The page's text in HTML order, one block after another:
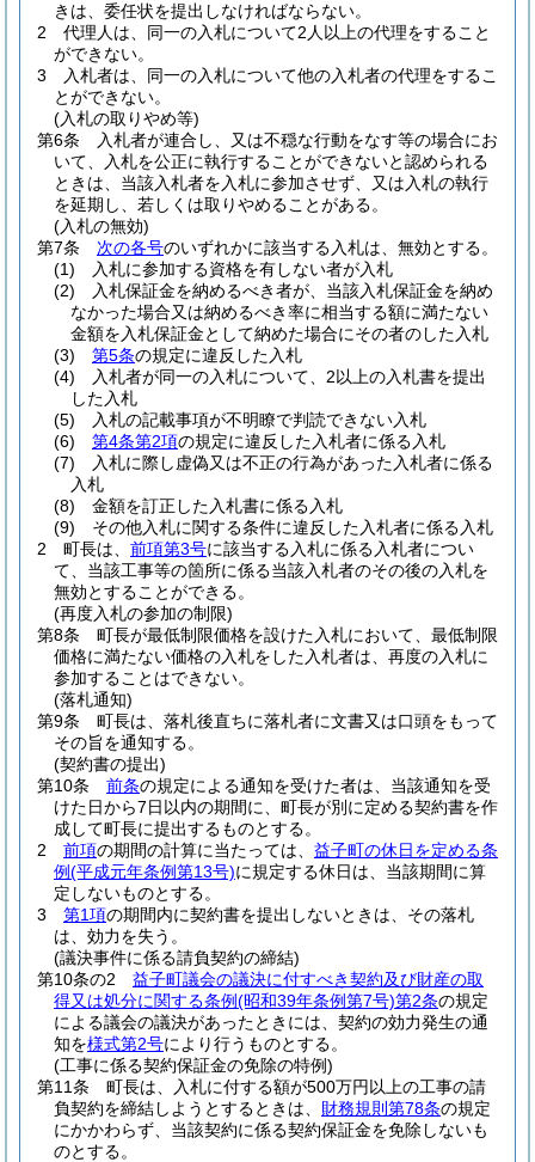
きは、委任状を提出しなければならない。
2
代理人は、同一の入札について2人以上の代理をすること
ができない。
3
入札者は、同一の入札について他の入札者の代理をするこ
とができない。
(入札の取りやめ等)
第6条
入札者が連合し、又は不穏な行動をなす等の場合にお
いて、入札を公正に執行することができないと認められる
ときは、当該入札者を入札に参加させず、又は入札の執行
を延期し、若しくは取りやめることがある。
(入札の無効)
第7条
次の各号のいずれかに該当する入札は、無効とする。
(1)
入札に参加する資格を有しない者が入札
(2)
入札保証金を納めるべき者が、当該入札保証金を納め
なかった場合又は納めるべき率に相当する額に満たない
金額を入札保証金として納めた場合にその者のした入札
(3)
第5条の規定に違反した入札
(4)
入札者が同一の入札について、2以上の入札書を提出
した入札
(5)
入札の記載事項が不明瞭で判読できない入札
(6)
第4条第2項の規定に違反した入札者に係る入札
(7)
入札に際し虚偽又は不正の行為があった入札者に係る
入札
(8)
金額を訂正した入札書に係る入札
(9)
その他入札に関する条件に違反した入札者に係る入札
2
町長は、 前項第3号に該当する入札に係る入札者につい
て、当該工事等の箇所に係る当該入札者のその後の入札を
無効とすることができる。
(再度入札の参加の制限)
第8条
町長が最低制限価格を設けた入札において、最低制限
価格に満たない価格の入札をした入札者は、再度の入札に
参加することはできない。
(落札通知)
第9条
町長は、落札後直ちに落札者に文書又は口頭をもって
その旨を通知する。
(契約書の提出)
第10条
前条の規定による通知を受けた者は、当該通知を受
けた日から7日以内の期間に、町長が別に定める契約書を作
成して町長に提出するものとする。
2
前項の期間の計算に当たっては、 益子町の休日を定める条
例(平成元年条例第13号)に規定する休日は、当該期間に算
定しないものとする。
3
第1項の期間内に契約書を提出しないときは、その落札
は、効力を失う。
(議決事件に係る請負契約の締結)
第10条の2
益子町議会の議決に付すべき契約及び財産の取
得又は処分に関する条例(昭和39年条例第7号)第2条の規定
による議会の議決があったときには、契約の効力発生の通
知を様式第2号により行うものとする。
(工事に係る契約保証金の免除の特例)
第11条
町長は、入札に付する額が500万円以上の工事の請
負契約を締結しようとするときは、 財務規則第78条の規定
にかかわらず、当該契約に係る契約保証金を免除しないも
のとする。